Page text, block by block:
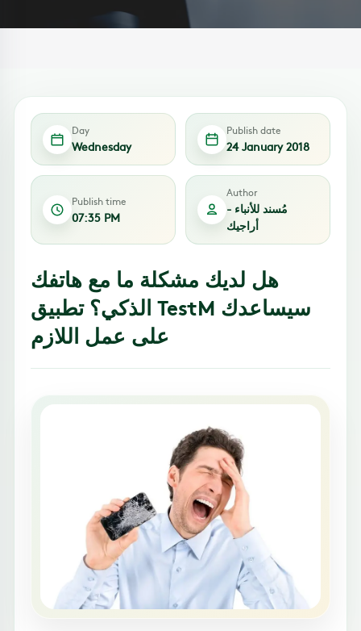
Day
Wednesday
Publish date
24 January 2018
Publish time
07:35 PM
Author
مُسند للأنباء -
أراجيك
هل لديك مشكلة ما مع هاتفك
الذكي؟ تطبيق TestM سيساعدك
على عمل اللازم